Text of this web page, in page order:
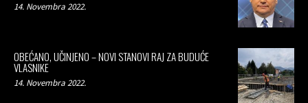
14. Novembra 2022.
OBEĆANO, UČINJENO – NOVI STANOVI RAJ ZA BUDUĆE
VLASNIKE
14. Novembra 2022.